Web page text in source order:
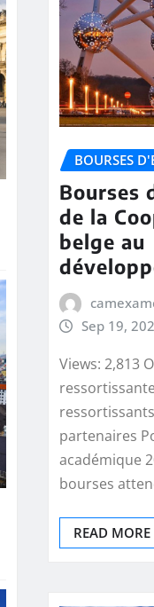
BOURSES
Bourses
de la
belge au
Sep 19,
Views: 2,813
partenaires
académique
bourses
READ MORE